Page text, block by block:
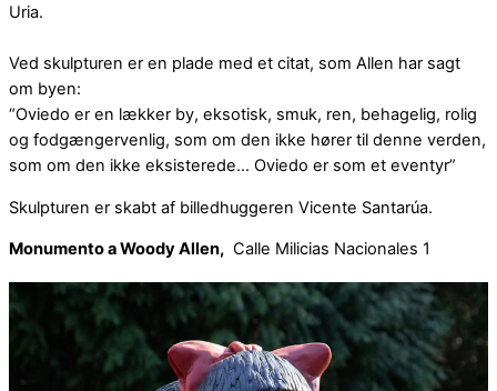
Uria.
Ved skulpturen er en plade med et citat, som Allen har sagt
om byen:
“Oviedo er en lækker by, eksotisk, smuk, ren, behagelig, rolig
og fodgængervenlig, som om den ikke hører til denne verden,
som om den ikke eksisterede… Oviedo er som et eventyr”
Skulpturen er skabt af billedhuggeren Vicente Santarúa.
Monumento a Woody Allen, Calle Milicias Nacionales 1